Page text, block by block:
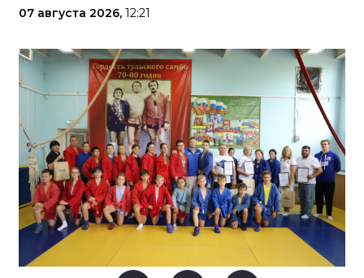
07 августа 2026, 12:21